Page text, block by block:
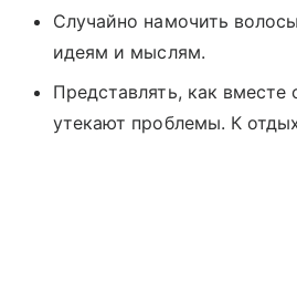
Случайно намочить
идеям и мыслям.
Представлять, как
утекают проблемы. К